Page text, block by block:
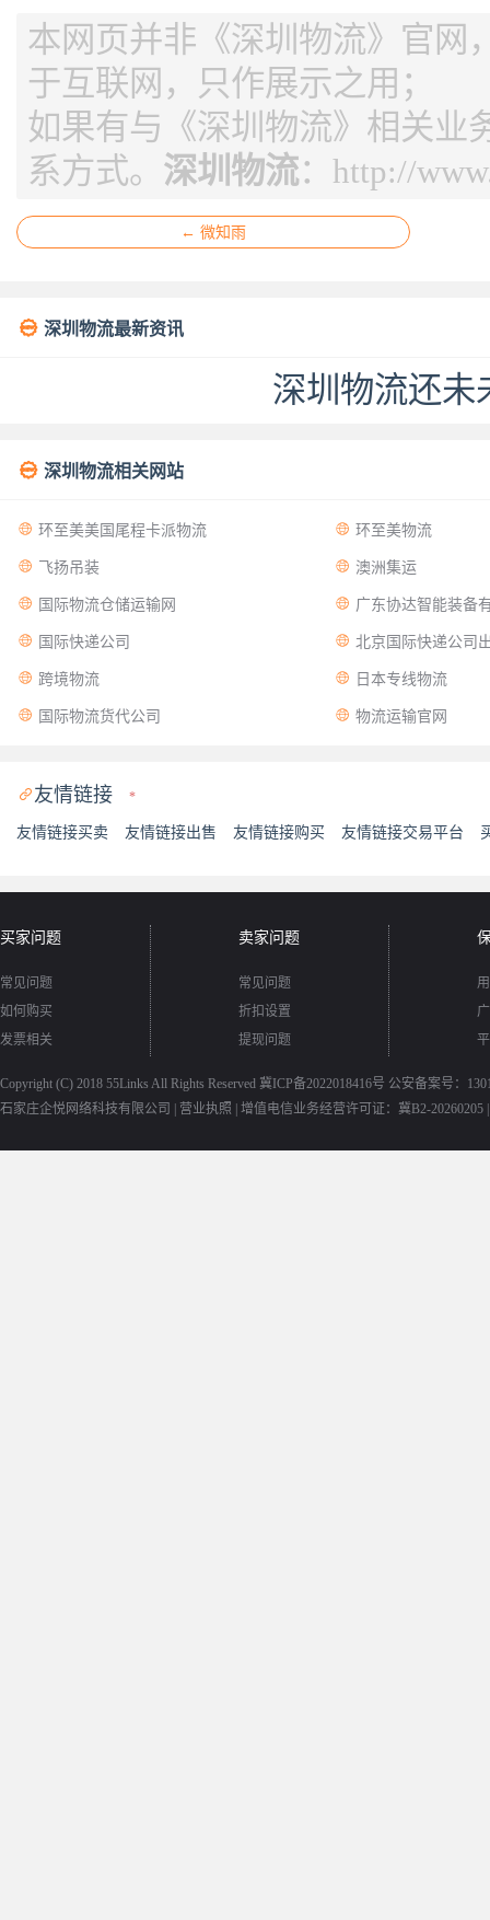
本网页并非《深圳物流》官网
于互联网，只作展示之用；
如果有与《深圳物流》相关业
系方式。 深圳物流： http://
← 微知雨
 深圳物流最新资讯
深圳物流还未
 深圳物流相关网站
 环至美美国尾程卡派物流  环至美物流
 飞扬吊装  澳洲集运
 国际物流仓储运输网  广东协达智能装备
 国际快递公司  北京国际快递公司
 跨境物流  日本专线物流
 国际物流货代公司  物流运输官网
友情链接 *
友情链接买卖 友情链接出售 友情链接购买 友情链接交易平台
买家问题
常见问题
如何购买
发票相关
卖家问题
常见问题
折扣设置
提现问题
Copyright (C) 2018 55Links All Rights Reserved 冀ICP备2022018416号 公安备案号：
石家庄企悦网络科技有限公司 | 营业执照 | 增值电信业务经营许可证：冀B2-20260205